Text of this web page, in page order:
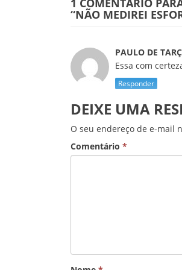
1 COMENTÁRIO
“NÃO MEDIREI
PAULO DE
Essa com
Responder
DEIXE UMA
O seu endereço de e-mail
Comentário *